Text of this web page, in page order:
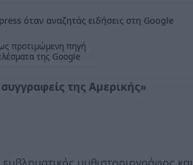
όταν αναζητάς ειδήσεις στη Google
προτιμώμενη πηγή
της Google
της Αμερικής»